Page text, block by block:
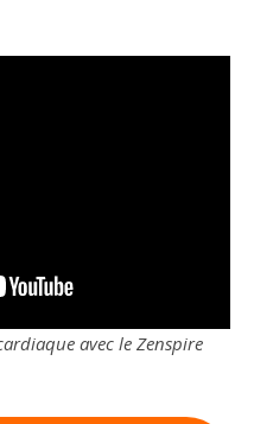
avec le Zenspire